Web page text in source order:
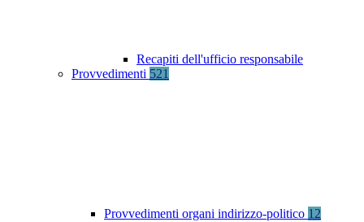
Recapiti dell'ufficio responsabile
Provvedimenti 521
Provvedimenti organi indirizzo-politico 12